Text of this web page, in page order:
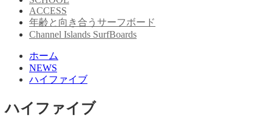
ACCESS
年齢と向き合うサーフボード
Channel Islands SurfBoards
ホーム
NEWS
ハイファイブ
ハイファイブ